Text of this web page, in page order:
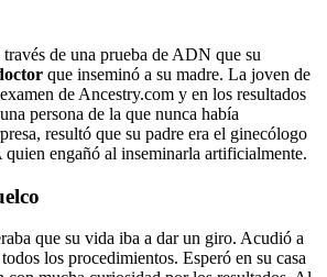
de una prueba de ADN que su
que inseminó a su madre. La joven de
de Ancestry.com y en los resultados
persona de la que nunca había
resultó que su padre era el ginecólogo
quien engañó al inseminarla artificialmente.
que su vida iba a dar un giro. Acudió a
los procedimientos. Esperó en su casa